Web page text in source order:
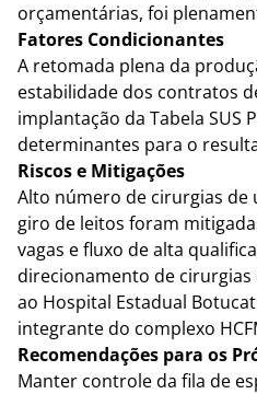
orçamentárias, foi
Fatores Condicionantes
A retomada plena da
estabilidade dos contratos
implantação da Tabela SUS
determinantes para o
Riscos e Mitigações
Alto número de cirurgias de
giro de leitos foram
vagas e fluxo de alta
direcionamento de
ao Hospital Estadual
integrante do complexo
Recomendações para os
Manter controle da fila de